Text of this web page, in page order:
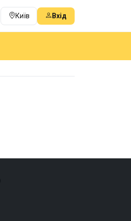
Київ Вхід